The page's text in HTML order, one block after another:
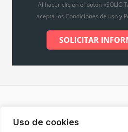
Uso de cookies
Al hacer clic en el botón
acepta los Condiciones de uso y
SOLICITAR